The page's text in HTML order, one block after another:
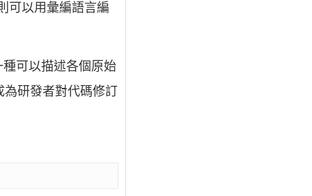
可以用彙編語言編
可以描述各個原始
研發者對代碼修訂